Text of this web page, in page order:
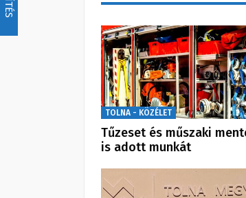
TOLNA - KÖZÉLET
Tűzeset és műszaki
is adott munkát